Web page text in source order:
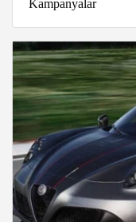
Kampanyalar